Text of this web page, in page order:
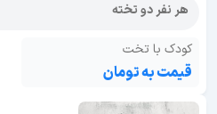
هر نفر دو تخته
کودک با تخت
قیمت به تومان